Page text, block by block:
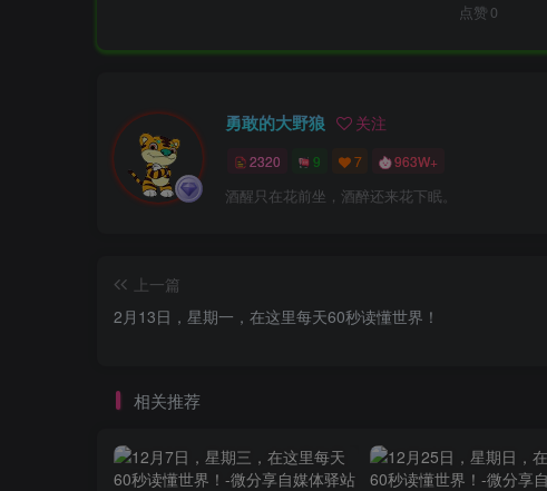
点赞 0
勇敢的大野狼 关注
2320 9 7 963W+
酒醒只在花前坐，酒醉还来花下眠。
上一篇
2月13日，星期一，在这里每天60秒读懂世界！
相关推荐